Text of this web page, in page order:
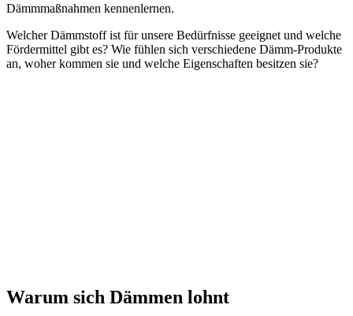
Dämmmaßnahmen kennenlernen.
Welcher Dämmstoff ist für unsere Bedürf­nisse geeignet und welche
Fördermittel gibt es? Wie fühlen sich verschiedene Dämm-Produkte
an, woher kommen sie und welche Eigenschaften besitzen sie?
Warum sich Dämmen lohnt